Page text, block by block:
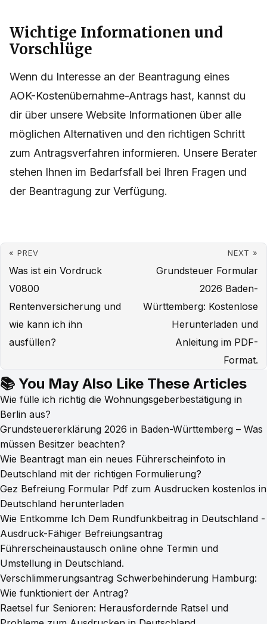
Wichtige Informationen und
Vorschlüge
Wenn du Interesse an der Beantragung eines
AOK-Kostenübernahme-Antrags hast, kannst du
dir über unsere Website Informationen über alle
möglichen Alternativen und den richtigen Schritt
zum Antragsverfahren informieren. Unsere Berater
stehen Ihnen im Bedarfsfall bei Ihren Fragen und
der Beantragung zur Verfügung.
« PREV
Was ist ein Vordruck
V0800
Rentenversicherung und
wie kann ich ihn
ausfüllen?
NEXT »
Grundsteuer Formular
2026 Baden-
Württemberg: Kostenlose
Herunterladen und
Anleitung im PDF-
Format.
📚 You May Also Like These Articles
Wie fülle ich richtig die Wohnungsgeberbestätigung in
Berlin aus?
Grundsteuererklärung 2026 in Baden-Württemberg – Was
müssen Besitzer beachten?
Wie Beantragt man ein neues Führerscheinfoto in
Deutschland mit der richtigen Formulierung?
Gez Befreiung Formular Pdf zum Ausdrucken kostenlos in
Deutschland herunterladen
Wie Entkomme Ich Dem Rundfunkbeitrag in Deutschland -
Ausdruck-Fähiger Befreiungsantrag
Führerscheinaustausch online ohne Termin und
Umstellung in Deutschland.
Verschlimmerungsantrag Schwerbehinderung Hamburg:
Wie funktioniert der Antrag?
Raetsel fur Senioren: Herausfordernde Ratsel und